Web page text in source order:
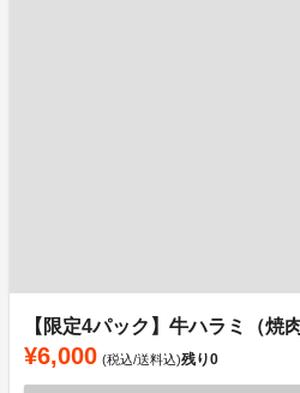
【限定4パック】牛ハラミ（焼
¥6,000 (税込/送料込)残り0